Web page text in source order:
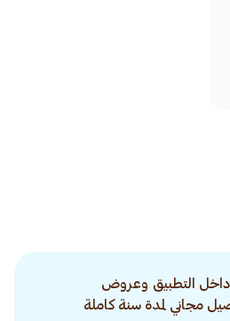
التطبيق وعروض
مجاني لمدة سنة كاملة